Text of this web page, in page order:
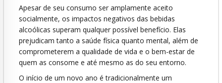
Apesar de seu consumo ser amplamente aceito
socialmente, os impactos negativos das bebidas
alcoólicas superam qualquer possível benefício. Elas
prejudicam tanto a saúde física quanto mental, além de
comprometerem a qualidade de vida e o bem-estar de
quem as consome e até mesmo as do seu entorno.
O início de um novo ano é tradicionalmente um